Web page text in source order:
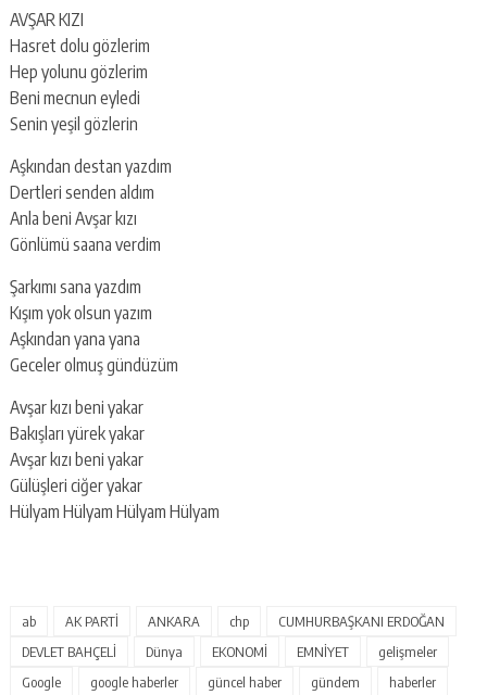
AVŞAR KIZI
Hasret dolu gözlerim
Hep yolunu gözlerim
Beni mecnun eyledi
Senin yeşil gözlerin
Aşkından destan yazdım
Dertleri senden aldım
Anla beni Avşar kızı
Gönlümü saana verdim
Şarkımı sana yazdım
Kışım yok olsun yazım
Aşkından yana yana
Geceler olmuş gündüzüm
Avşar kızı beni yakar
Bakışları yürek yakar
Avşar kızı beni yakar
Gülüşleri ciğer yakar
Hülyam Hülyam Hülyam Hülyam
ab AK PARTİ ANKARA chp
CUMHURBAŞKANI ERDOĞAN
DEVLET BAHÇELİ
Dünya EKONOMİ EMNİYET
gelişmeler
Google
google haberler güncel haber gündem
haberler